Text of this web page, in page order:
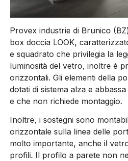
Provex industrie di Brunico
box doccia LOOK,
e squadrato che privilegia la
luminosità del vetro, inoltre è
orizzontali. Gli elementi della
dotati di sistema alza e
e che non richiede montaggio.
Inoltre, i sostegni sono
orizzontale sulla linea delle
molto importante, anche il
profili. Il profilo a parete non